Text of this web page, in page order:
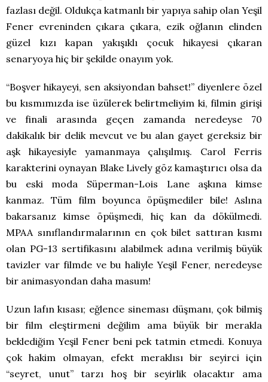
fazlası değil. Oldukça katmanlı bir yapıya sahip olan Yeşil
Fener evreninden çıkara çıkara, ezik oğlanın elinden
güzel kızı kapan yakışıklı çocuk hikayesi çıkaran
senaryoya hiç bir şekilde onayım yok.
“Boşver hikayeyi, sen aksiyondan bahset!” diyenlere özel
bu kısmımızda ise üzülerek belirtmeliyim ki, filmin girişi
ve finali arasında geçen zamanda neredeyse 70
dakikalık bir delik mevcut ve bu alan gayet gereksiz bir
aşk hikayesiyle yamanmaya çalışılmış. Carol Ferris
karakterini oynayan Blake Lively göz kamaştırıcı olsa da
bu eski moda Süperman-Lois Lane aşkına kimse
kanmaz. Tüm film boyunca öpüşmediler bile! Aslına
bakarsanız kimse öpüşmedi, hiç kan da dökülmedi.
MPAA sınıflandırmalarının en çok bilet sattıran kısmı
olan PG-13 sertifikasını alabilmek adına verilmiş büyük
tavizler var filmde ve bu haliyle Yeşil Fener, neredeyse
bir animasyondan daha masum!
Uzun lafın kısası; eğlence sineması düşmanı, çok bilmiş
bir film eleştirmeni değilim ama büyük bir merakla
beklediğim Yeşil Fener beni pek tatmin etmedi. Konuya
çok hakim olmayan, efekt meraklısı bir seyirci için
“seyret, unut” tarzı hoş bir seyirlik olacaktır ama